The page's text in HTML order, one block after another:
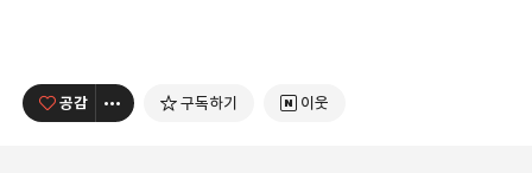
공감 구독하기 이웃